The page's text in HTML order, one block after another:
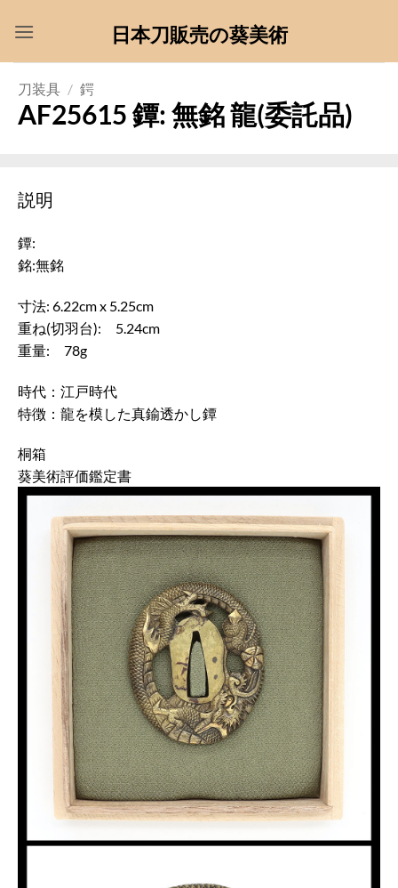
日本刀販売の葵美術
刀装具 / 鍔
AF25615 鐔: 無銘 龍(委託品)
説明
鐔:
銘:無銘
寸法: 6.22cm x 5.25cm
重ね(切羽台): 5.24cm
重量: 78g
時代：江戸時代
特徴：龍を模した真鍮透かし鐔
桐箱
葵美術評価鑑定書